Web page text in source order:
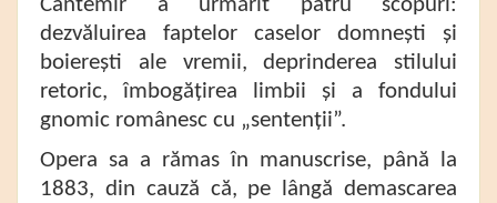
Cantemir a urmărit patru scopuri:
dezvăluirea faptelor caselor domnești și
boierești ale vremii, deprinderea stilului
retoric, îmbogățirea limbii și a fondului
gnomic românesc cu „sentenții”.
Opera sa a rămas în manuscrise, până la
1883, din cauză că, pe lângă demascarea